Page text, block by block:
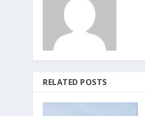
RELATED POSTS